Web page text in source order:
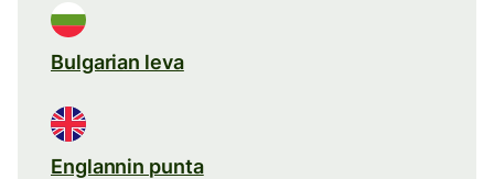
Bulgarian leva
Englannin punta